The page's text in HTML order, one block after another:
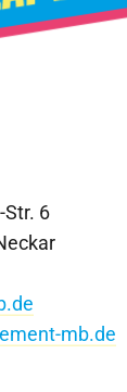
6
mb.de